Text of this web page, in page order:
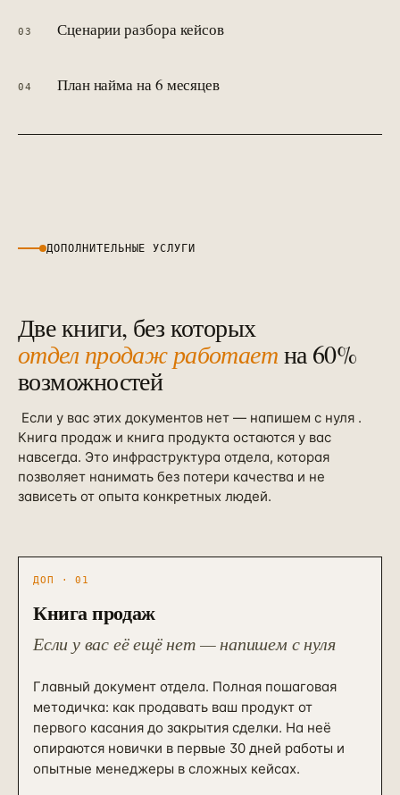
03 Сценарии разбора кейсов
04 План найма на 6 месяцев
ДОПОЛНИТЕЛЬНЫЕ УСЛУГИ
Две книги, без которых
отдел продаж работаетна 60%
возможностей
Если у вас этих документов нет — напишем с нуля .
Книга продаж и книга продукта остаются у вас
навсегда. Это инфраструктура отдела, которая
позволяет нанимать без потери качества и не
зависеть от опыта конкретных людей.
ДОП · 01
Книга продаж
Если у вас её ещё нет — напишем с нуля
Главный документ отдела. Полная пошаговая
методичка: как продавать ваш продукт от
первого касания до закрытия сделки. На неё
опираются новички в первые 30 дней работы и
опытные менеджеры в сложных кейсах.